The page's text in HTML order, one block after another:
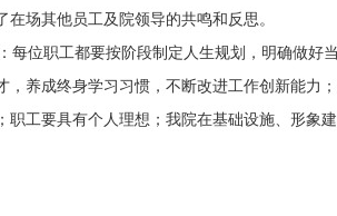
场其他员工及院领导的共鸣和反思。
位职工都要按阶段制定人生规划，明确做好当
养成终身学习习惯，不断改进工作创新能力
工要具有个人理想；我院在基础设施、形象